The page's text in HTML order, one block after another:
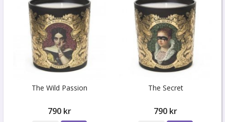
The Wild Passion
790 kr
The Secret
790 kr